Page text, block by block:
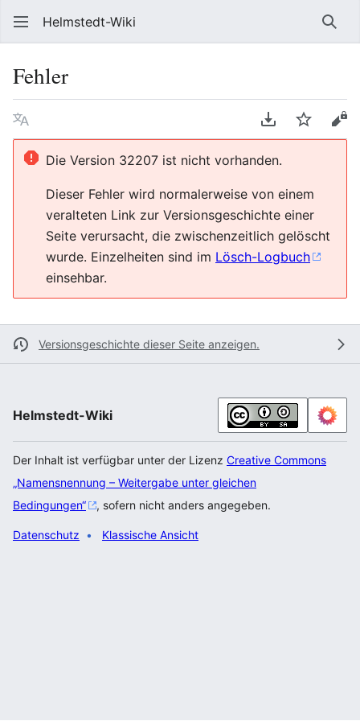
Helmstedt-Wiki
Fehler
Sprache PDF
Die Version 32207 ist nicht vorhanden.
Dieser Fehler wird normalerweise von einem
veralteten Link zur Versionsgeschichte einer
Seite verursacht, die zwischenzeitlich gelöscht
wurde. Einzelheiten sind im Lösch-Logbuch
einsehbar.
Versionsgeschichte dieser Seite anzeigen.
Helmstedt-Wiki
Der Inhalt ist verfügbar unter der Lizenz Creative Commons
„Namensnennung – Weitergabe unter gleichen
Bedingungen“
, sofern nicht anders angegeben.
Datenschutz Klassische Ansicht